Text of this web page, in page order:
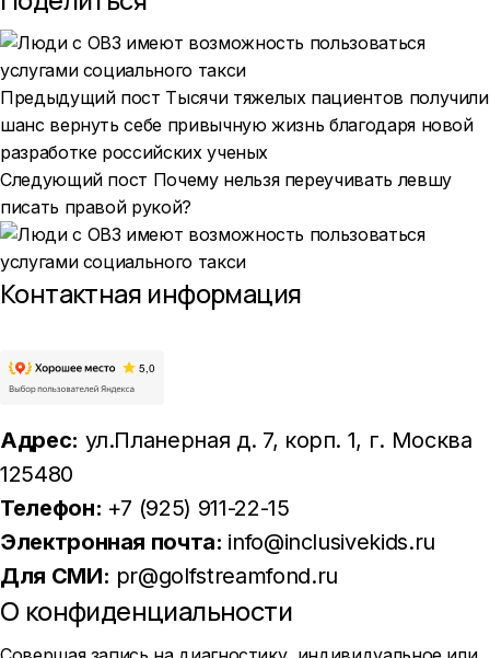
Предыдущий пост Тысячи тяжелых пациентов получили
шанс вернуть себе привычную жизнь благодаря новой
разработке российских ученых
Следующий пост Почему нельзя переучивать левшу
писать правой рукой?
Контактная информация
Адрес: ул.Планерная д. 7, корп. 1, г. Москва
125480
Телефон: +7 (925) 911-22-15
Электронная почта: info@inclusivekids.ru
Для СМИ: pr@golfstreamfond.ru
О конфиденциальности